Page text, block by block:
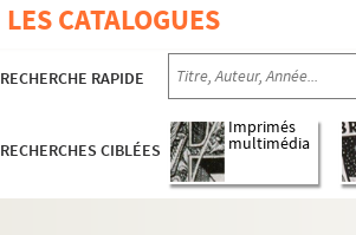
LES CATALOGUES
RECHERCHE RAPIDE
RECHERCHES CIBLÉES
Imprimés
multimédia